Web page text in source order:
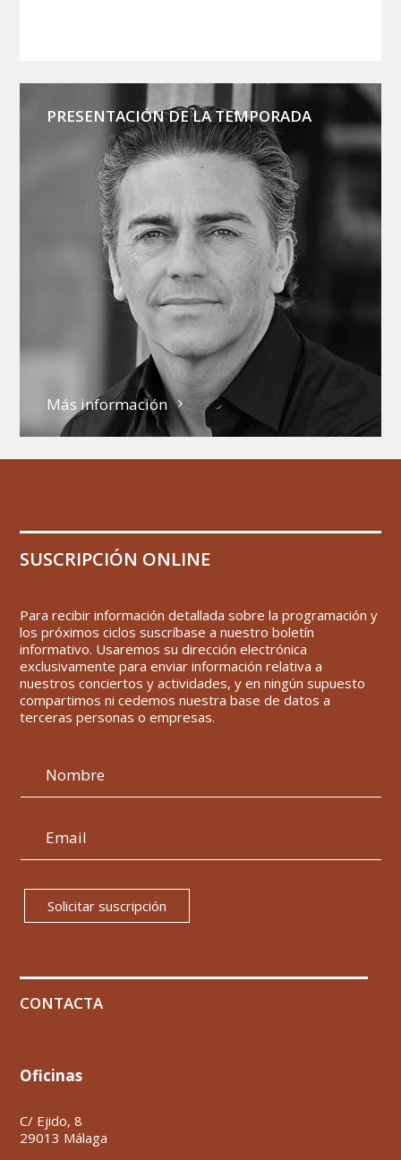
PRESENTACIÓN DE LA TEMPORADA
Más información
SUSCRIPCIÓN ONLINE
Para recibir información detallada sobre la programación y
los próximos ciclos suscríbase a nuestro boletín
informativo. Usaremos su dirección electrónica
exclusivamente para enviar información relativa a
nuestros conciertos y actividades, y en ningún supuesto
compartimos ni cedemos nuestra base de datos a
terceras personas o empresas.
Solicitar suscripción
CONTACTA
Oficinas
C/ Ejido, 8
29013 Málaga